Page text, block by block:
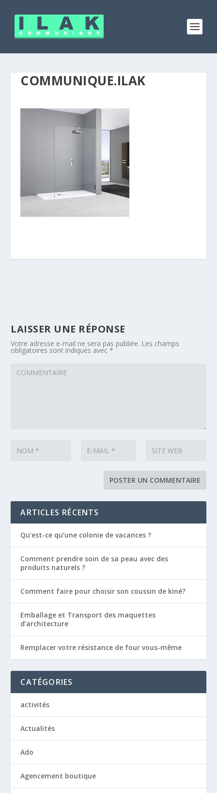
COMMUNIQUE.ILAK
LAISSER UNE RÉPONSE
Votre adresse e-mail ne sera pas publiée. Les champs
obligatoires sont indiqués avec*
ARTICLES RÉCENTS
Qu’est-ce qu’une colonie de vacances ?
Comment prendre soin de sa peau avec des
produits naturels ?
Comment faire pour choisir son coussin de kiné?
Emballage et Transport des maquettes
d’architecture
Remplacer votre résistance de four vous-même
CATÉGORIES
activités
Actualités
Ado
Agencement boutique